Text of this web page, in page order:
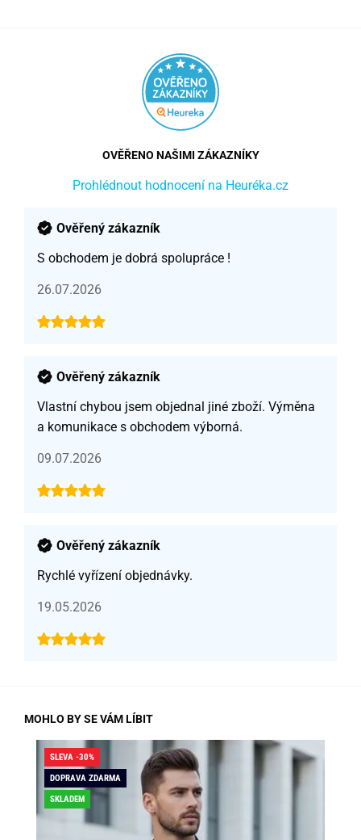
OVĚŘENO NAŠIMI ZÁKAZNÍKY
Prohlédnout hodnocení na Heuréka.cz
Ověřený zákazník
S obchodem je dobrá spolupráce !
26.07.2026
Ověřený zákazník
Vlastní chybou jsem objednal jiné zboží. Výměna
a komunikace s obchodem výborná.
09.07.2026
Ověřený zákazník
Rychlé vyřízení objednávky.
19.05.2026
MOHLO BY SE VÁM LÍBIT
SLEVA -30%
DOPRAVA ZDARMA
SKLADEM